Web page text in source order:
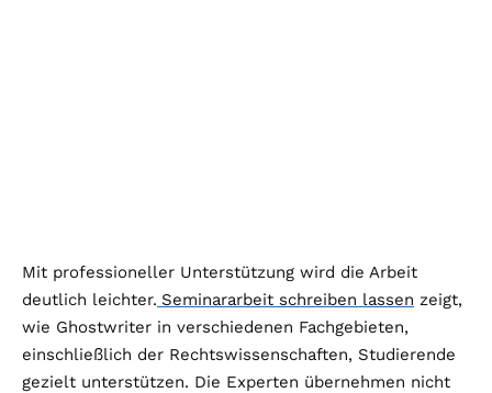
Mit professioneller Unterstützung wird die Arbeit
deutlich leichter. Seminararbeit schreiben lassen zeigt,
wie Ghostwriter in verschiedenen Fachgebieten,
einschließlich der Rechtswissenschaften, Studierende
gezielt unterstützen. Die Experten übernehmen nicht